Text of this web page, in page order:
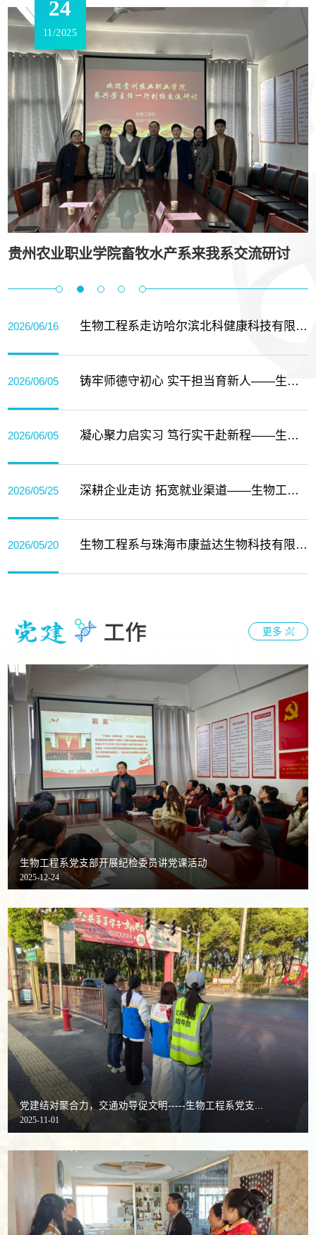
24
11/2025
贵州农业职业学院畜牧水产系来我系交流研讨
2026/06/16 生物工程系走访哈尔滨北科健康科技有限公司开展访企拓岗专项行动
2026/06/05 铸牢师德守初心 实干担当育新人——生物工程系开展师德师风专...
2026/06/05 凝心聚力启实习 笃行实干赴新程——生物工程系召开2026年岗位...
2026/05/25 深耕企业走访 拓宽就业渠道——生物工程系开展访企拓岗专项行动
2026/05/20 生物工程系与珠海市康益达生物科技有限公司开展访企拓岗座谈会
更多
生物工程系党支部开展纪检委员讲党课活动
2025-12-24
党建结对聚合力，交通劝导促文明-----生物工程系党支...
2025-11-01